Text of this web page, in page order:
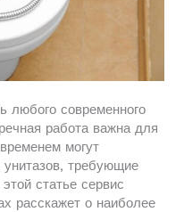
любого современного
работа важна для
могут
унитазов, требующие
статье сервис
расскажет о наиболее